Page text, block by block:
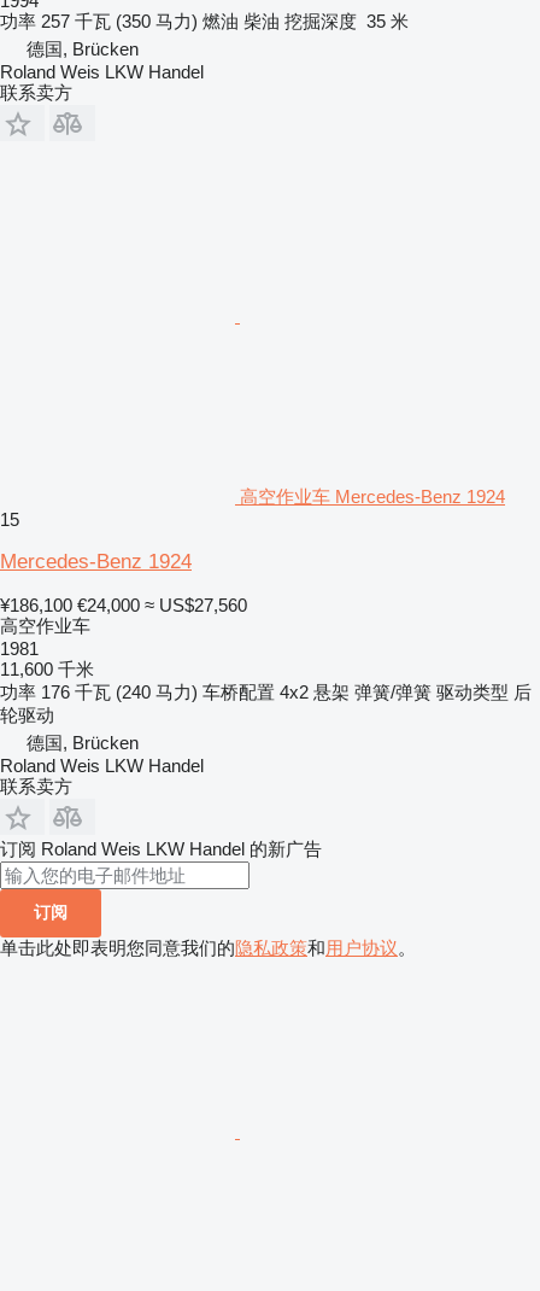
功率 257 千瓦 (350 马力) 燃油 柴油 挖掘深度 35 米
德国, Brücken
Roland Weis LKW Handel
联系卖方
高空作业车 Mercedes-Benz 1924
15
Mercedes-Benz 1924
¥186,100 €24,000 ≈ US$27,560
高空作业车
1981
11,600 千米
功率 176 千瓦 (240 马力) 车桥配置 4x2 悬架 弹簧/弹簧 驱动类型 后
轮驱动
德国, Brücken
Roland Weis LKW Handel
联系卖方
订阅 Roland Weis LKW Handel 的新广告
订阅
单击此处即表明您同意我们的隐私政策和用户协议。